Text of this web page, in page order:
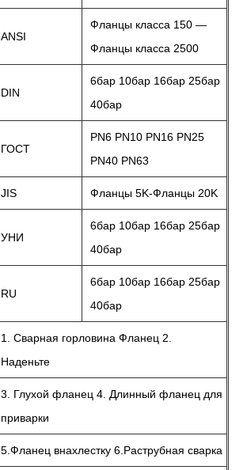
ANSI
Фланцы класса 150 —
Фланцы класса 2500
DIN
6бар 10бар 16бар 25бар
40бар
ГОСТ
PN6 PN10 PN16 PN25
PN40 PN63
JIS Фланцы 5K-Фланцы 20K
УНИ
6бар 10бар 16бар 25бар
40бар
RU
6бар 10бар 16бар 25бар
40бар
1. Сварная горловина Фланец 2.
Наденьте
3. Глухой фланец 4. Длинный фланец для
приварки
5.Фланец внахлестку 6.Раструбная сварка